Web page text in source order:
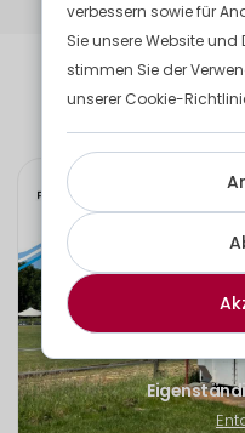
Entdecken
verbessern sowie für
Sie unsere Website und
stimmen Sie der
unserer Cookie-